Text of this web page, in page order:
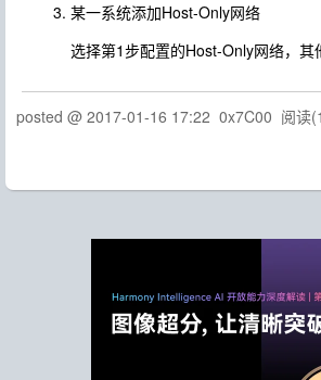
某一系统添加Host-Only网络
选择第1步配置的Host-Only网络，其
posted @ 2017-01-16 17:22 0x7C00 阅读(